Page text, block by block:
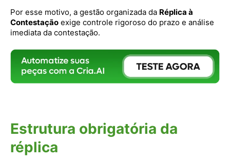
Por esse motivo, a gestão organizada da Réplica à
Contestação exige controle rigoroso do prazo e análise
imediata da contestação.
Estrutura obrigatória da
réplica